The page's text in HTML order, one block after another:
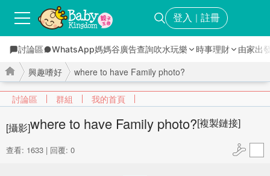
登入 ｜ 註冊
討論區 WhatsApp媽媽谷廣告查詢吹水玩樂 時事理財 由家出
討論區 群組 我的首頁
興趣嗜好 where to have Family photo?
查看: 1633 | 回覆: 0
[攝影]where to have Family photo?[複製鏈接]